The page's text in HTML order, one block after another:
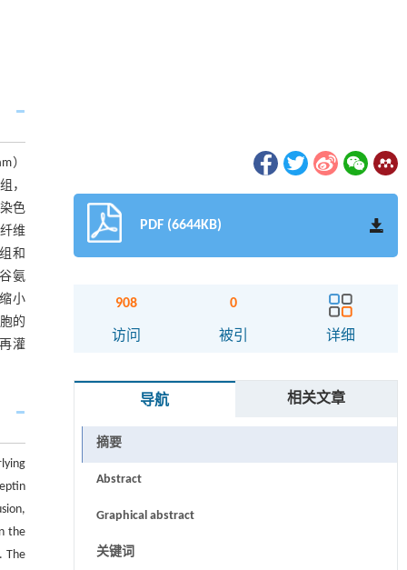
）
，
色
维
和
氨
小
的
灌
the
The
PDF (6644KB)
908
访问
0
被引 详细
导航 相关文章
摘要
Abstract
Graphical abstract
关键词